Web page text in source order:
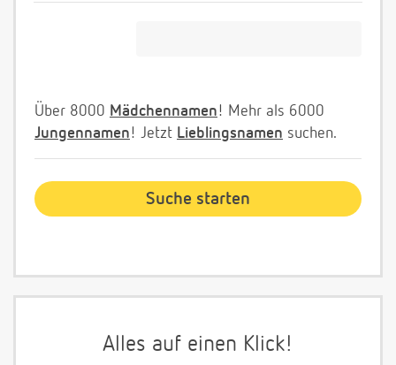
Über 8000 Mädchennamen! Mehr als 6000
Jungennamen! Jetzt Lieblingsnamen suchen.
Alles auf einen Klick!